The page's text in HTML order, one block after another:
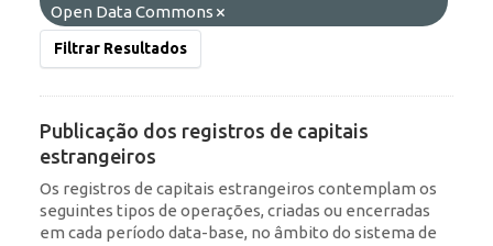
Open Data Commons
Filtrar Resultados
Publicação dos registros de capitais
estrangeiros
Os registros de capitais estrangeiros contemplam os
seguintes tipos de operações, criadas ou encerradas
em cada período data-base, no âmbito do sistema de